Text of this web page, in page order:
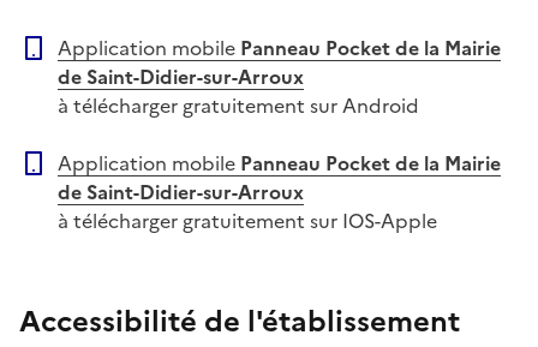
Application mobile Panneau Pocket de la Mairie
de Saint-Didier-sur-Arroux
à télécharger gratuitement sur Android
Application mobile Panneau Pocket de la Mairie
de Saint-Didier-sur-Arroux
à télécharger gratuitement sur IOS-Apple
Accessibilité de l'établissement